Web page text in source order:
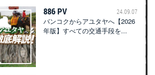
886 PV 24.09.07
バンコクからアユタヤへ【2026
年版】すべての交通手段を...